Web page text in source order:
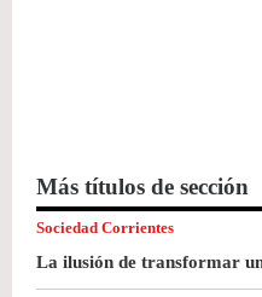
Más títulos de sección
Sociedad Corrientes
La ilusión de transformar